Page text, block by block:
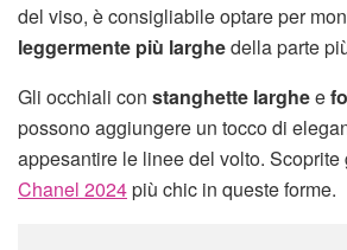
del viso, è consigliabile optare per
leggermente più larghedella parte
Gli occhiali con stanghette larghee
possono aggiungere un tocco di
appesantire le linee del volto. Scoprite
Chanel 2024più chic in queste forme.